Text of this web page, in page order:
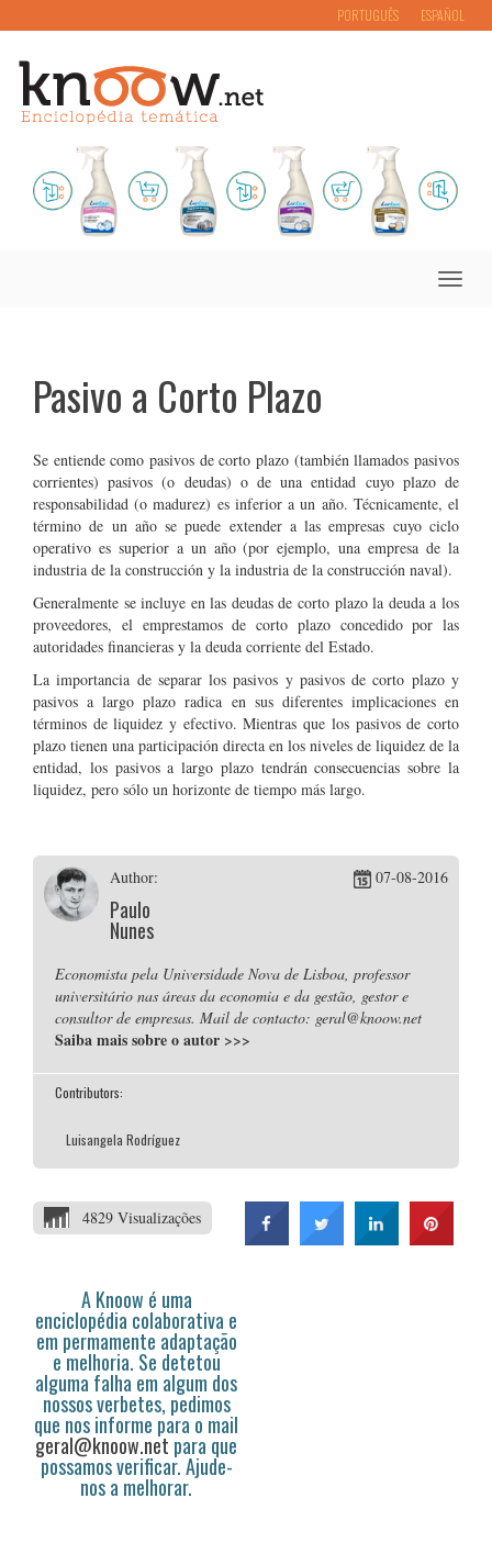
PORTUGUÊS ESPAÑOL
Toggle
Pasivo a Corto Plazo
Se entiende como pasivos de corto plazo (también llamados pasivos
corrientes) pasivos (o deudas) o de una entidad cuyo plazo de
responsabilidad (o madurez) es inferior a un año. Técnicamente, el
término de un año se puede extender a las empresas cuyo ciclo
operativo es superior a un año (por ejemplo, una empresa de la
industria de la construcción y la industria de la construcción naval).
Generalmente se incluye en las deudas de corto plazo la deuda a los
proveedores, el emprestamos de corto plazo concedido por las
autoridades financieras y la deuda corriente del Estado.
La importancia de separar los pasivos y pasivos de corto plazo y
pasivos a largo plazo radica en sus diferentes implicaciones en
términos de liquidez y efectivo. Mientras que los pasivos de corto
plazo tienen una participación directa en los niveles de liquidez de la
entidad, los pasivos a largo plazo tendrán consecuencias sobre la
liquidez, pero sólo un horizonte de tiempo más largo.
Author:
Paulo
Nunes
07-08-2016
Economista pela Universidade Nova de Lisboa, professor
universitário nas áreas da economia e da gestão, gestor e
consultor de empresas. Mail de contacto: geral@knoow.net
Saiba mais sobre o autor >>>
Contributors:
Luisangela Rodríguez
4829 Visualizações
A Knoow é uma
enciclopédia colaborativa e
em permamente adaptação
e melhoria. Se detetou
alguma falha em algum dos
nossos verbetes, pedimos
que nos informe para o mail
geral@knoow.net para que
possamos verificar. Ajude-
nos a melhorar.